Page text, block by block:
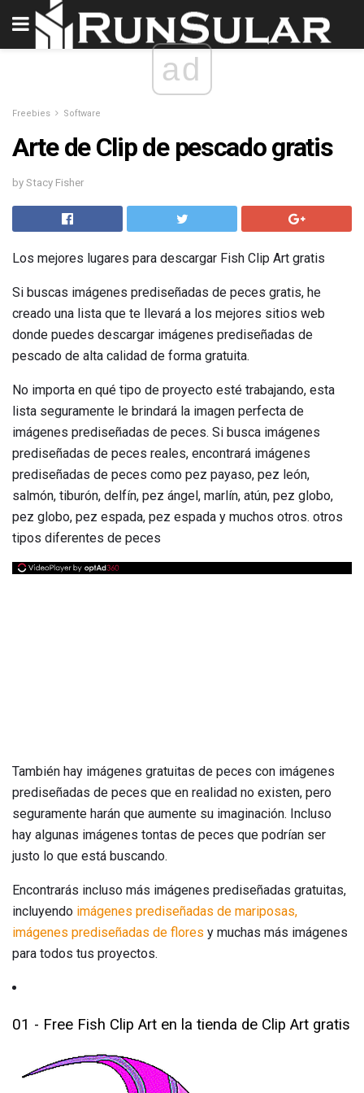
ad
Freebies Software
Arte de Clip de pescado gratis
by Stacy Fisher
Los mejores lugares para descargar Fish Clip Art gratis
Si buscas imágenes prediseñadas de peces gratis, he
creado una lista que te llevará a los mejores sitios web
donde puedes descargar imágenes prediseñadas de
pescado de alta calidad de forma gratuita.
No importa en qué tipo de proyecto esté trabajando, esta
lista seguramente le brindará la imagen perfecta de
imágenes prediseñadas de peces. Si busca imágenes
prediseñadas de peces reales, encontrará imágenes
prediseñadas de peces como pez payaso, pez león,
salmón, tiburón, delfín, pez ángel, marlín, atún, pez globo,
pez globo, pez espada, pez espada y muchos otros. otros
tipos diferentes de peces
También hay imágenes gratuitas de peces con imágenes
prediseñadas de peces que en realidad no existen, pero
seguramente harán que aumente su imaginación. Incluso
hay algunas imágenes tontas de peces que podrían ser
justo lo que está buscando.
Encontrarás incluso más imágenes prediseñadas gratuitas,
incluyendo imágenes prediseñadas de mariposas,
imágenes prediseñadas de flores y muchas más imágenes
para todos tus proyectos.
01 - Free Fish Clip Art en la tienda de Clip Art gratis